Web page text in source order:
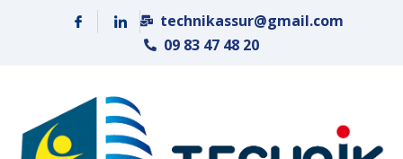
Panneau de gestion des cookiestechnikassur@gmail.com
09 83 47 48 20